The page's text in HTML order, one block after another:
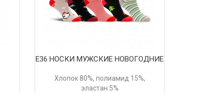
Е36 НОСКИ МУЖСКИЕ НОВОГОДНИЕ
Хлопок 80%, полиамид 15%,
эластан 5%